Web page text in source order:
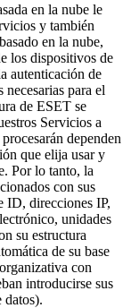
en la nube le
y también
en la nube,
los dispositivos de
autenticación de
necesarias para el
de ESET se
Servicios a
dependen
que elija usar y
Por lo tanto, la
con sus
ID, direcciones IP,
unidades
su estructura
de su base
con
introducirse sus
datos).